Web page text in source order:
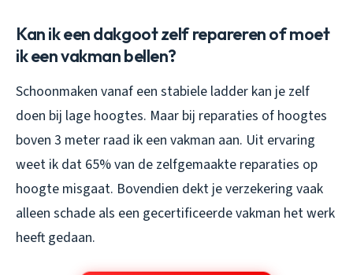
Kan ik een dakgoot zelf repareren of moet
ik een vakman bellen?
Schoonmaken vanaf een stabiele ladder kan je zelf
doen bij lage hoogtes. Maar bij reparaties of hoogtes
boven 3 meter raad ik een vakman aan. Uit ervaring
weet ik dat 65% van de zelfgemaakte reparaties op
hoogte misgaat. Bovendien dekt je verzekering vaak
alleen schade als een gecertificeerde vakman het werk
heeft gedaan.